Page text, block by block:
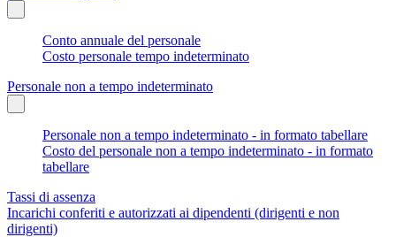
Conto annuale del personale
Costo personale tempo indeterminato
Personale non a tempo indeterminato
Personale non a tempo indeterminato - in formato tabellare
Costo del personale non a tempo indeterminato - in formato
tabellare
Tassi di assenza
Incarichi conferiti e autorizzati ai dipendenti (dirigenti e non
dirigenti)